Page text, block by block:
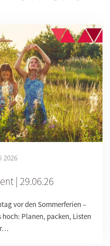
2026
| 29.06.26
vor den Sommerferien –
Planen, packen, Listen